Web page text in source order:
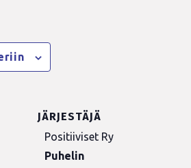
JÄRJESTÄJÄ
Positiiviset Ry
Puhelin